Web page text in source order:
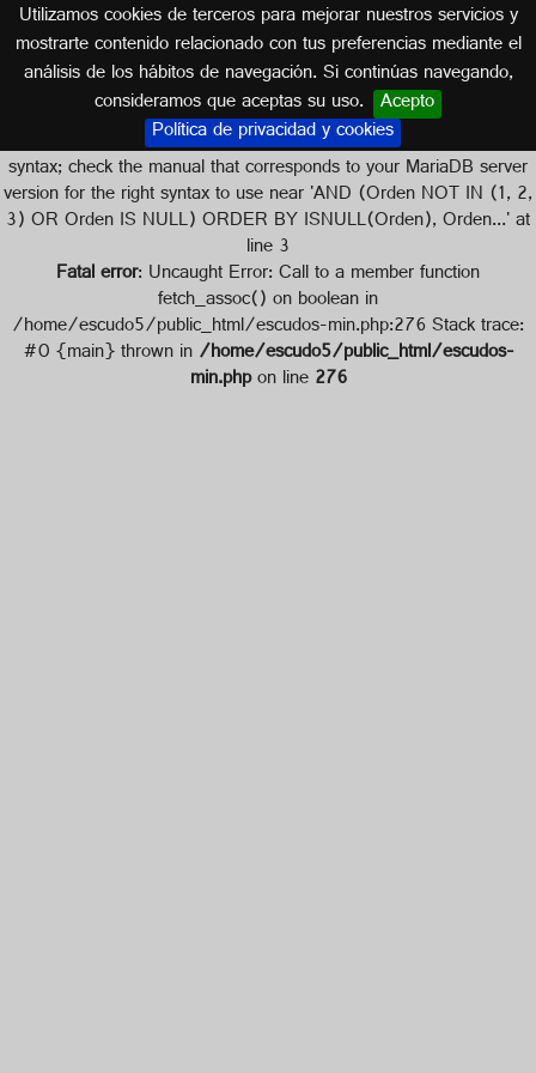
Utilizamos cookies de terceros para mejorar nuestros servicios y
mostrarte contenido relacionado con tus preferencias mediante el
análisis de los hábitos de navegación. Si continúas navegando,
consideramos que aceptas su uso. Acepto
Política de privacidad y cookies
Escudos de
Error en la sentencia SQL: (1064) You have an error in your SQL
syntax; check the manual that corresponds to your MariaDB server
version for the right syntax to use near 'AND (Orden NOT IN (1, 2,
3) OR Orden IS NULL) ORDER BY ISNULL(Orden), Orden...' at
line 3
Fatal error: Uncaught Error: Call to a member function
fetch_assoc() on boolean in
/home/escudo5/public_html/escudos-min.php:276 Stack trace:
#0 {main} thrown in/home/escudo5/public_html/escudos-
min.phpon line276